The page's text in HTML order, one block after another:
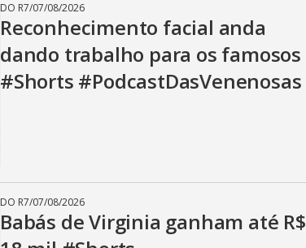
DO R7/07/08/2026
Reconhecimento facial anda
dando trabalho para os famosos
#Shorts #PodcastDasVenenosas
DO R7/07/08/2026
Babás de Virginia ganham até R$